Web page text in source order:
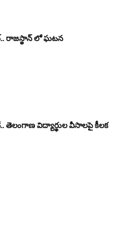
రాజస్థాన్ లో ఘటన
విద్యార్థుల వీసాలపై కీలక